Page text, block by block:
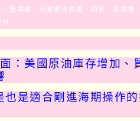
、選擇權、元富期貨軟體、期貨、選擇權
日
：美國原油庫存增加、
也是適合剛進海期操作